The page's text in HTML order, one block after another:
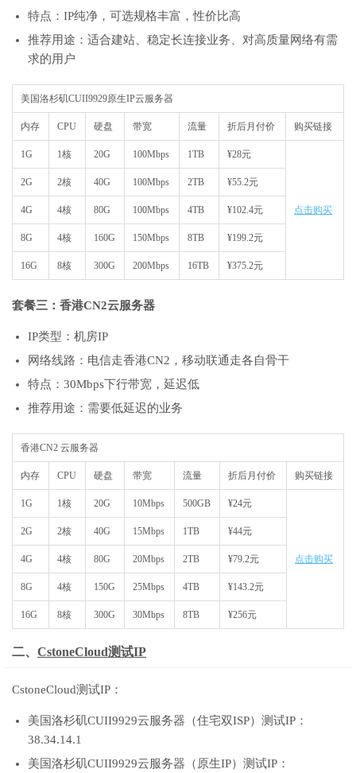
特点：IP纯净，可选规格丰富，性价比高
推荐用途：适合建站、稳定长连接业务、对高质量网络有需
求的用户
美国洛杉矶CUII9929原生IP云服务器
内存 CPU 硬盘 带宽 流量 折后月付价 购买链接
1G 1核 20G 100Mbps 1TB ¥28元
点击购买
2G 2核 40G 100Mbps 2TB ¥55.2元
4G 4核 80G 100Mbps 4TB ¥102.4元
8G 4核 160G 150Mbps 8TB ¥199.2元
16G 8核 300G 200Mbps 16TB ¥375.2元
套餐三：香港CN2云服务器
IP类型：机房IP
网络线路：电信走香港CN2，移动联通走各自骨干
特点：30Mbps下行带宽，延迟低
推荐用途：需要低延迟的业务
香港CN2 云服务器
内存 CPU 硬盘 带宽 流量 折后月付价 购买链接
1G 1核 20G 10Mbps 500GB ¥24元
点击购买
2G 2核 40G 15Mbps 1TB ¥44元
4G 4核 80G 20Mbps 2TB ¥79.2元
8G 4核 150G 25Mbps 4TB ¥143.2元
16G 8核 300G 30Mbps 8TB ¥256元
二、 CstoneCloud测试IP
CstoneCloud测试IP：
美国洛杉矶CUII9929云服务器（住宅双ISP）测试IP：
38.34.14.1
美国洛杉矶CUII9929云服务器（原生IP）测试IP：